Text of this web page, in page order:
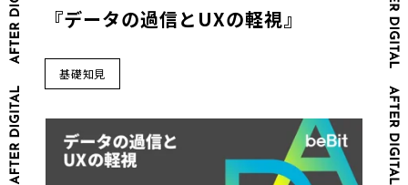
『データの過信とUXの軽視』
基礎知見